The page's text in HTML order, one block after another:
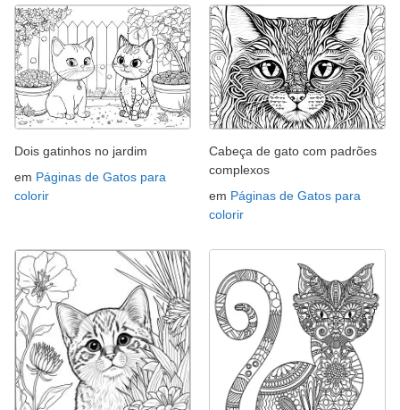
Dois gatinhos no jardim
em Páginas de Gatos para
colorir
Cabeça de gato com padrões
complexos
em Páginas de Gatos para
colorir